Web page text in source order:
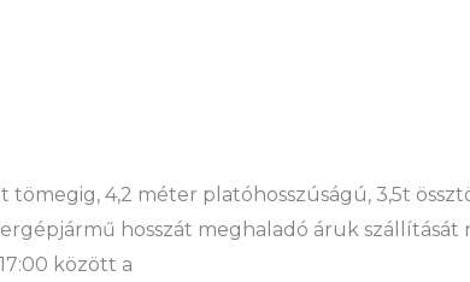
tömegig, 4,2 méter platóhosszúságú, 3,5t
hosszát meghaladó áruk szállítását
között a